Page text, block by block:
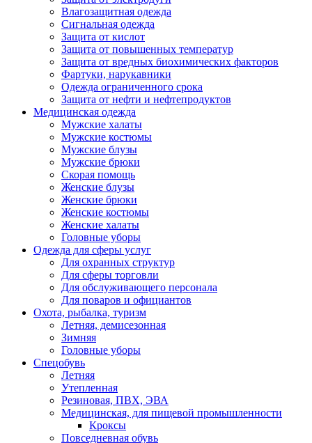
Влагозащитная одежда
Сигнальная одежда
Защита от кислот
Защита от повышенных температур
Защита от вредных биохимических факторов
Фартуки, нарукавники
Одежда ограниченного срока
Защита от нефти и нефтепродуктов
Медицинская одежда
Мужские халаты
Мужские костюмы
Мужские блузы
Мужские брюки
Скорая помощь
Женские блузы
Женские брюки
Женские костюмы
Женские халаты
Головные уборы
Одежда для сферы услуг
Для охранных структур
Для сферы торговли
Для обслуживающего персонала
Для поваров и официантов
Охота, рыбалка, туризм
Летняя, демисезонная
Зимняя
Головные уборы
Спецобувь
Летняя
Утепленная
Резиновая, ПВХ, ЭВА
Медицинская, для пищевой промышленности
Кроксы
Повседневная обувь